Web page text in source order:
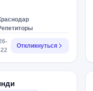
Откликнуться